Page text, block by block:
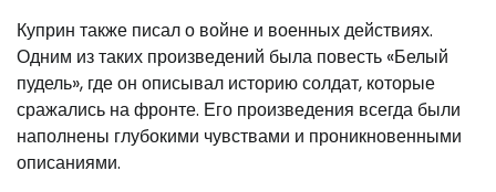
Куприн также писал о войне и военных действиях.
Одним из таких произведений была повесть «Белый
пудель», где он описывал историю солдат, которые
сражались на фронте. Его произведения всегда были
наполнены глубокими чувствами и проникновенными
описаниями.